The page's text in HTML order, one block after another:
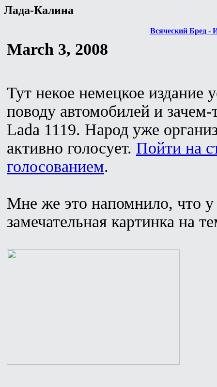
Лада-Калина
Всяческий Бред -
March 3, 2008
Тут некое немецкое издание
поводу автомобилей и зачем-
Lada 1119. Народ уже
активно голосует. Пойти на
голосованием.
Мне же это напомнило, что у
замечательная картинка на